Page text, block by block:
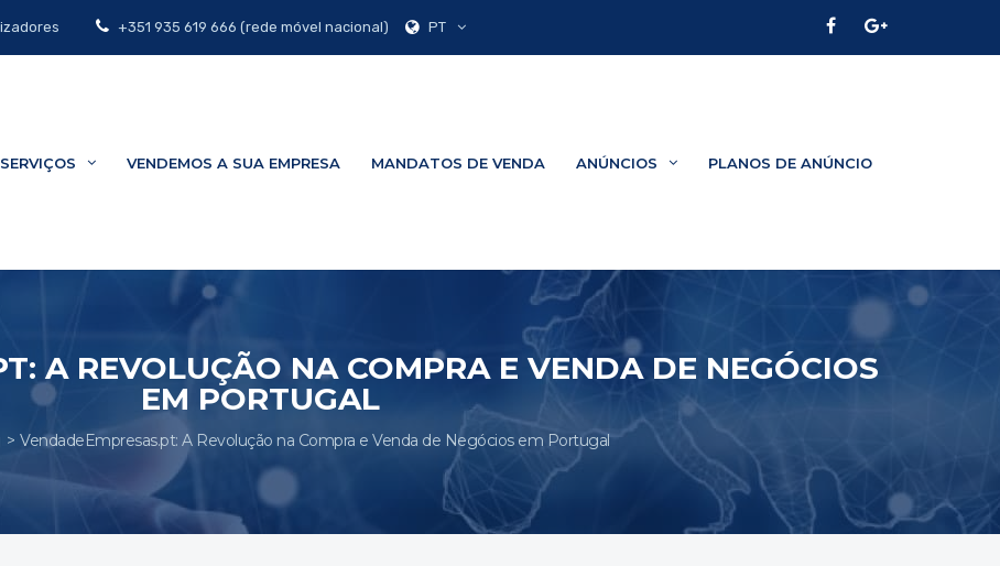
PT
+351 935 619 666 (rede móvel nacional)
SERVIÇOS VENDEMOS A SUA EMPRESA MANDATOS DE VENDA ANÚNCIOS PLANOS DE ANÚNCIO
A REVOLUÇÃO NA COMPRA E VENDA DE NEGÓCIOS
EM PORTUGAL
VendadeEmpresas.pt: A Revolução na Compra e Venda de Negócios em Portugal